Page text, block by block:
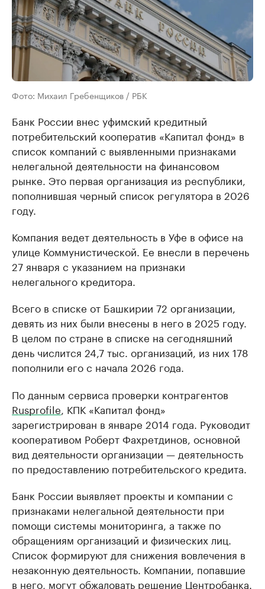
Фото: Михаил Гребенщиков / РБК
Банк России внес уфимский кредитный
потребительский кооператив «Капитал фонд» в
список компаний с выявленными признаками
нелегальной деятельности на финансовом
рынке. Это первая организация из республики,
пополнившая черный список регулятора в 2026
году.
Компания ведет деятельность в Уфе в офисе на
улице Коммунистической. Ее внесли в перечень
27 января с указанием на признаки
нелегального кредитора.
Всего в списке от Башкирии 72 организации,
девять из них были внесены в него в 2025 году.
В целом по стране в списке на сегодняшний
день числится 24,7 тыс. организаций, из них 178
пополнили его с начала 2026 года.
По данным сервиса проверки контрагентов
Rusprofile , КПК «Капитал фонд»
зарегистрирован в январе 2014 года. Руководит
кооперативом Роберт Фахретдинов, основной
вид деятельности организации — деятельность
по предоставлению потребительского кредита.
Банк России выявляет проекты и компании с
признаками нелегальной деятельности при
помощи системы мониторинга, а также по
обращениям организаций и физических лиц.
Список формируют для снижения вовлечения в
незаконную деятельность. Компании, попавшие
в него, могут обжаловать решение Центробанка.